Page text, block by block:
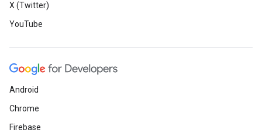
X (Twitter)
YouTube
Android
Chrome
Firebase